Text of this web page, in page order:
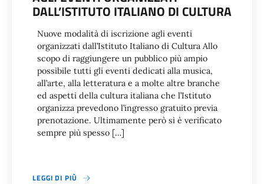
DALL’ISTITUTO ITALIANO DI CULTURA
Nuove modalità di iscrizione agli eventi
organizzati dall’Istituto Italiano di Cultura Allo
scopo di raggiungere un pubblico più ampio
possibile tutti gli eventi dedicati alla musica,
all’arte, alla letteratura e a molte altre branche
ed aspetti della cultura italiana che l’Istituto
organizza prevedono l’ingresso gratuito previa
prenotazione. Ultimamente però si è verificato
sempre più spesso […]
LEGGI DI PIÙ